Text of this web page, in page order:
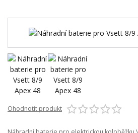
Ohodnotit produkt